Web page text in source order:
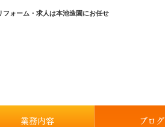
ォーム・求人は本池造園にお任せ
業務内容 ブログ